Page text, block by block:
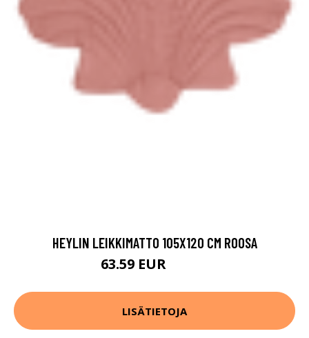
HEYLIN LEIKKIMATTO 105X120 CM ROOSA
63.59 EUR
LISÄTIETOJA